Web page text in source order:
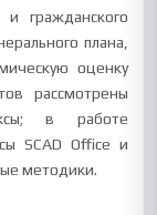
гражданского
плана,
оценку
рассмотрены
в работе
SCAD Office и
методики.